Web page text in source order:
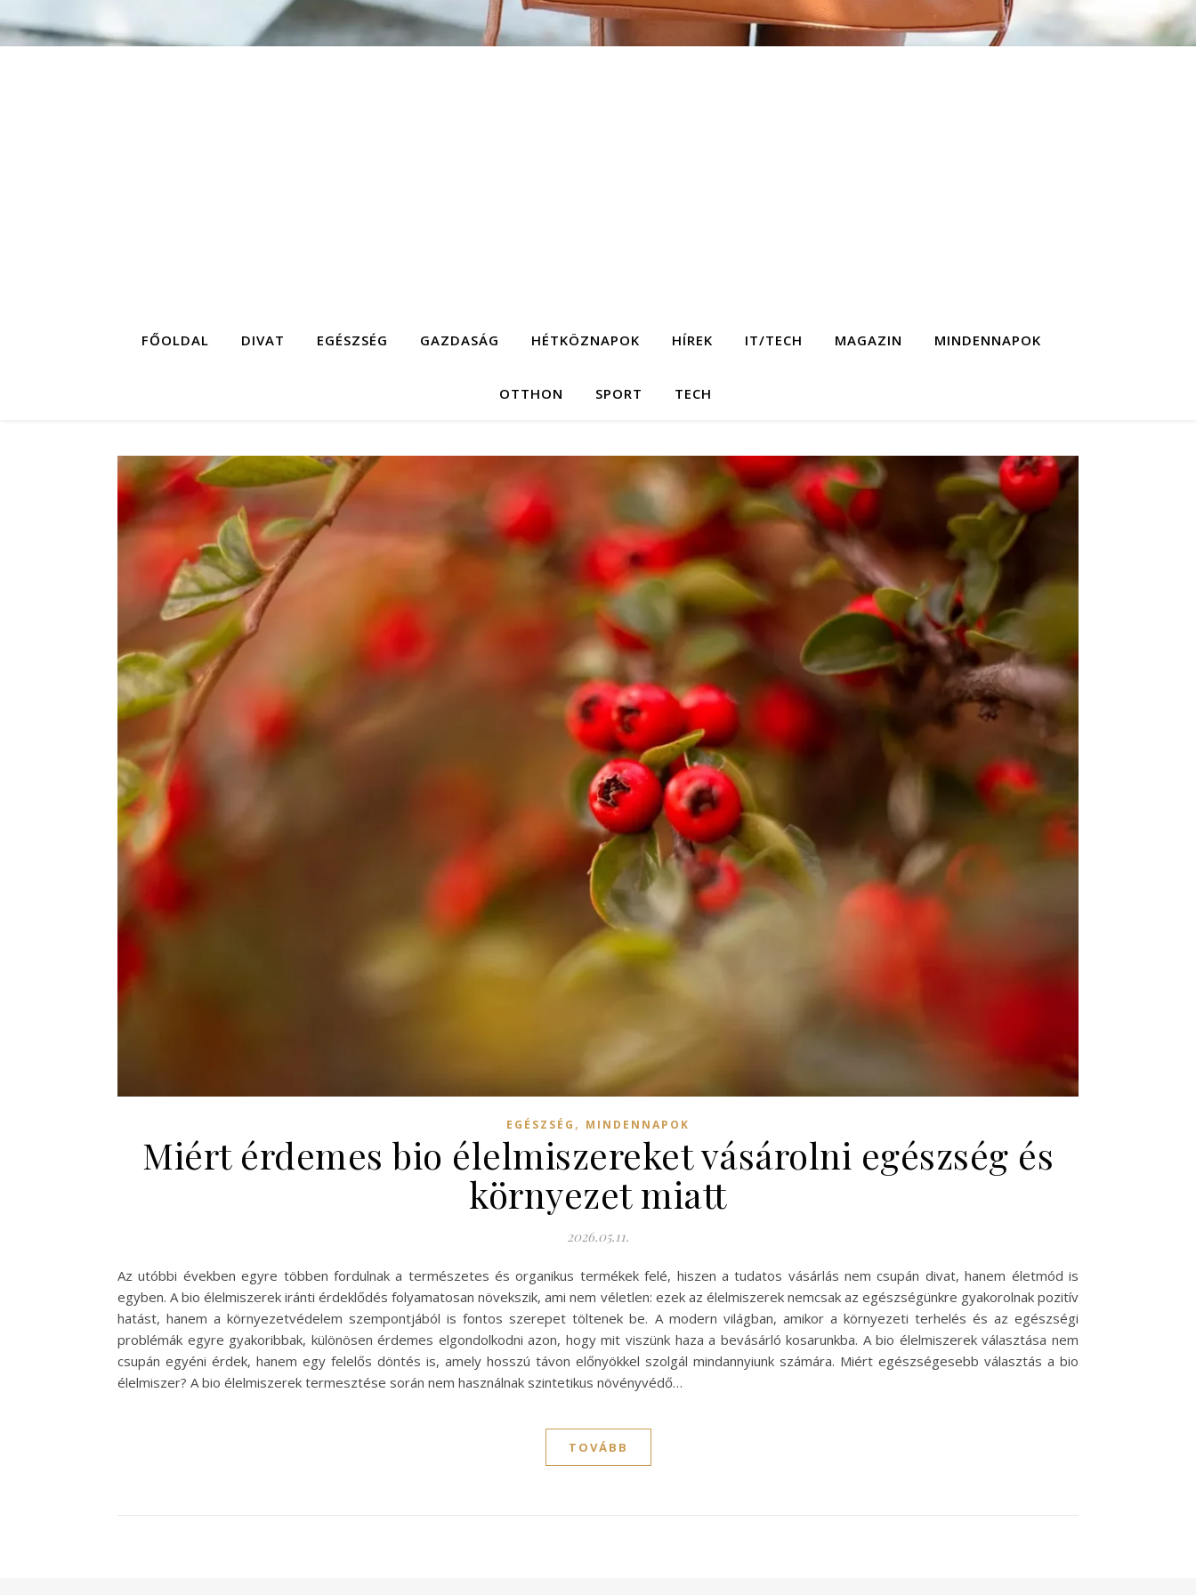
FŐOLDAL DIVAT EGÉSZSÉG GAZDASÁG HÉTKÖZNAPOK HÍREK IT/TECH MAGAZIN MINDENNAPOK
OTTHON SPORT TECH
EGÉSZSÉG , MINDENNAPOK
Miért érdemes bio élelmiszereket vásárolni egészség és
környezet miatt
2026.05.11.
Az utóbbi években egyre többen fordulnak a természetes és organikus termékek felé, hiszen a tudatos vásárlás nem csupán divat, hanem életmód is
egyben. A bio élelmiszerek iránti érdeklődés folyamatosan növekszik, ami nem véletlen: ezek az élelmiszerek nemcsak az egészségünkre gyakorolnak pozitív
hatást, hanem a környezetvédelem szempontjából is fontos szerepet töltenek be. A modern világban, amikor a környezeti terhelés és az egészségi
problémák egyre gyakoribbak, különösen érdemes elgondolkodni azon, hogy mit viszünk haza a bevásárló kosarunkba. A bio élelmiszerek választása nem
csupán egyéni érdek, hanem egy felelős döntés is, amely hosszú távon előnyökkel szolgál mindannyiunk számára. Miért egészségesebb választás a bio
élelmiszer? A bio élelmiszerek termesztése során nem használnak szintetikus növényvédő…
TOVÁBB